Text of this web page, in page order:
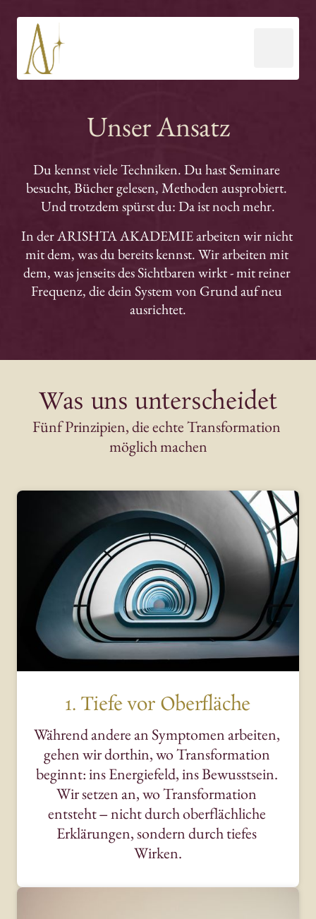
Unser Ansatz
Du kennst viele Techniken. Du hast Seminare
besucht, Bücher gelesen, Methoden ausprobiert.
Und trotzdem spürst du: Da ist noch mehr.
In der ARISHTA AKADEMIE arbeiten wir nicht
mit dem, was du bereits kennst. Wir arbeiten mit
dem, was jenseits des Sichtbaren wirkt - mit reiner
Frequenz, die dein System von Grund auf neu
ausrichtet.
Was uns unterscheidet
Fünf Prinzipien, die echte
möglich machen
1. Tiefe vor Oberfläche
Während andere an Symptomen
gehen wir dorthin, wo
beginnt: ins Energiefeld, ins
Wir setzen an, wo
entsteht ‒nicht durch
Erklärungen, sondern durch
Wirken.